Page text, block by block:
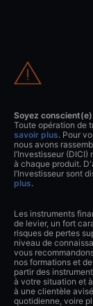
Soyez
Toute opération de
savoir plus. Pour
nous avons
l’Investisseur
à chaque produit.
l’Investisseur sont
plus.
Les instruments
de levier, un fort
risques de pertes
niveau de
vous
nos formations et
partir des
à votre situation et
à une clientèle
quotidienne, voire